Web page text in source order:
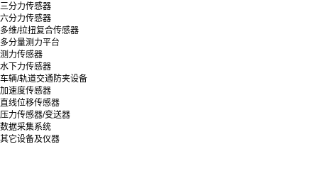
三分力传感器
六分力传感器
多维/拉扭复合传感器
多分量测力平台
测力传感器
水下力传感器
车辆/轨道交通防夹设备
加速度传感器
直线位移传感器
压力传感器/变送器
数据采集系统
其它设备及仪器